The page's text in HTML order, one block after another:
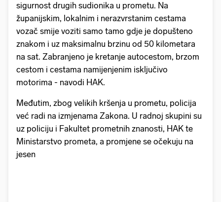
sigurnost drugih sudionika u prometu. Na
županijskim, lokalnim i nerazvrstanim cestama
vozač smije voziti samo tamo gdje je dopušteno
znakom i uz maksimalnu brzinu od 50 kilometara
na sat. Zabranjeno je kretanje autocestom, brzom
cestom i cestama namijenjenim isključivo
motorima - navodi HAK.
Međutim, zbog velikih kršenja u prometu, policija
već radi na izmjenama Zakona. U radnoj skupini su
uz policiju i Fakultet prometnih znanosti, HAK te
Ministarstvo prometa, a promjene se očekuju na
jesen